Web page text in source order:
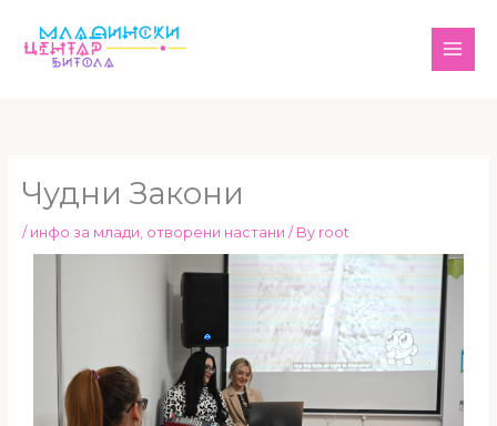
content
Чудни Закони
/ инфо за млади отворени настани / By root